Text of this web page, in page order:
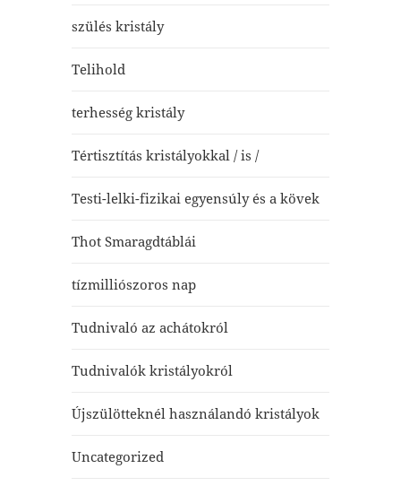
szülés kristály
Telihold
terhesség kristály
Tértisztítás kristályokkal / is /
Testi-lelki-fizikai egyensúly és a kövek
Thot Smaragdtáblái
tízmilliószoros nap
Tudnivaló az achátokról
Tudnivalók kristályokról
Újszülötteknél használandó kristályok
Uncategorized